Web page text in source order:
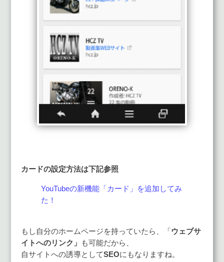
カードの設定方法は下記参照
YouTubeの新機能「カード」を追加してみ
た！
もし自分のホームページを持っていたら、「 ウェブサ
イトへのリンク」
も可能だから、
自サイトへの誘導としてSEOにもなりますね。